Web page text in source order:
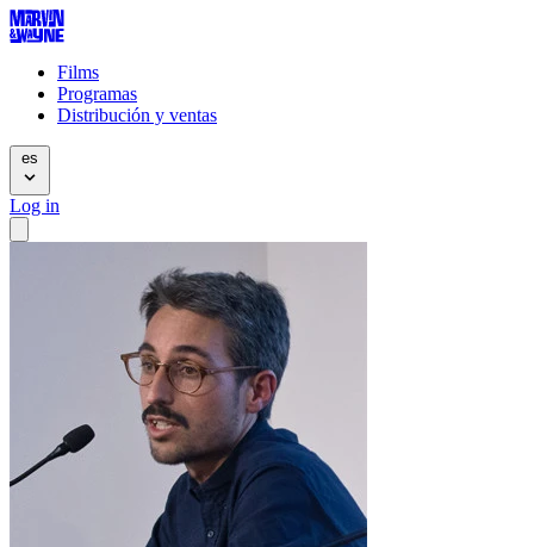
Films
Programas
Distribución y ventas
es
Log in